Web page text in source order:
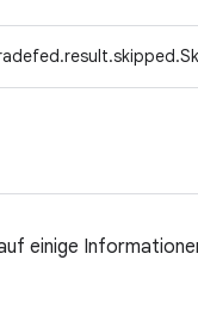
einige